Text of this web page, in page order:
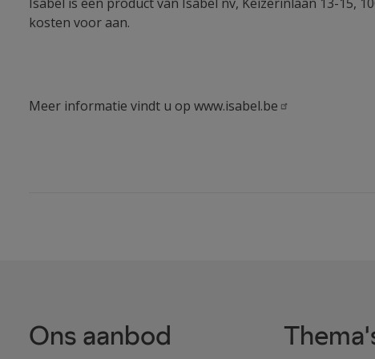
kosten voor aan.
Meer informatie vindt u op www.isabel.be
Ons aanbod